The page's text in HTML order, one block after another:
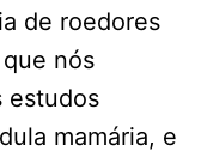
de roedores
nós
estudos
mamária, e